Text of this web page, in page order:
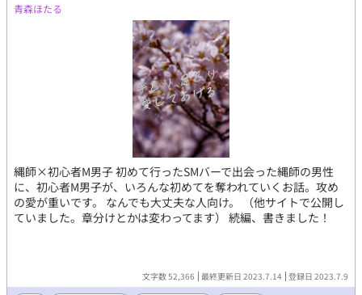
青森ほたる
縄師×初心者M男子 初めて行ったSMバーで出会った縄師の男性
に、初心者M男子が、いろんな初めてを奪われていくお話。攻め
の愛が重いです。 なんでも大丈夫な人向け。 （他サイトで公開し
ていました。章分けとかは変わってます） 続編、書きました！
文字数 52,366 最終更新日 2023.7.14 登録日 2023.7.9